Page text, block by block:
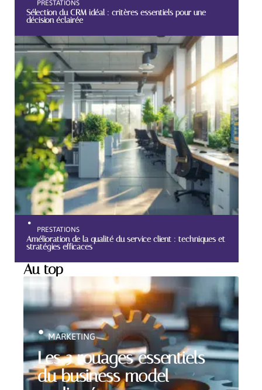
PRESTATIONS
Sélection du CRM idéal : critères essentiels pour une
décision éclairée
PRESTATIONS
Amélioration de la qualité du service client : techniques et
stratégies efficaces
Au top
Les 3 rouages essentiels
du business model
MARKETING